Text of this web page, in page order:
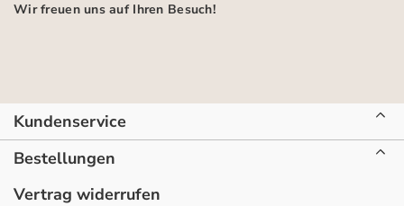
Wir freuen uns auf Ihren Besuch!
Kundenservice
Bestellungen
Vertrag widerrufen